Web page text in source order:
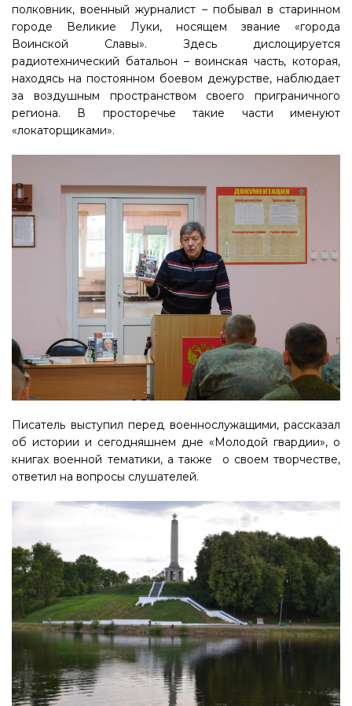
полковник, военный журналист – побывал в старинном
городе Великие Луки, носящем звание «города
Воинской Славы». Здесь дислоцируется
радиотехнический батальон – воинская часть, которая,
находясь на постоянном боевом дежурстве, наблюдает
за воздушным пространством своего приграничного
региона. В просторечье такие части именуют
«локаторщиками».
Писатель выступил перед военнослужащими, рассказал
об истории и сегодняшнем дне «Молодой гвардии», о
книгах военной тематики, а также о своем творчестве,
ответил на вопросы слушателей.